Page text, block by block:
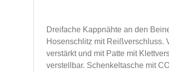
Dreifache Kappnähte an den
Hosenschlitz mit Reißverschluss.
verstärkt und mit Patte mit
verstellbar. Schenkeltasche mit